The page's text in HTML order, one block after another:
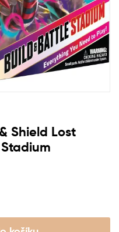
Shield Lost